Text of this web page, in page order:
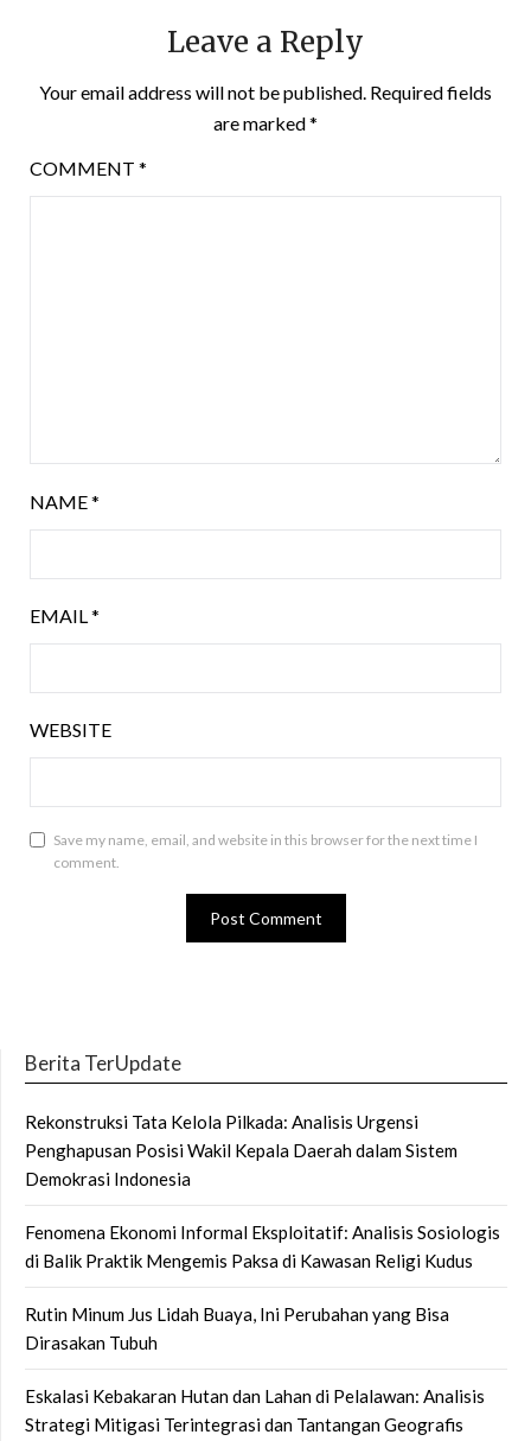
Leave a Reply
Your email address will not be published. Required fields
are marked*
COMMENT *
NAME*
EMAIL*
WEBSITE
Save my name, email, and website in this browser for the next time I
comment.
Berita TerUpdate
Rekonstruksi Tata Kelola Pilkada: Analisis Urgensi
Penghapusan Posisi Wakil Kepala Daerah dalam Sistem
Demokrasi Indonesia
Fenomena Ekonomi Informal Eksploitatif: Analisis Sosiologis
di Balik Praktik Mengemis Paksa di Kawasan Religi Kudus
Rutin Minum Jus Lidah Buaya, Ini Perubahan yang Bisa
Dirasakan Tubuh
Eskalasi Kebakaran Hutan dan Lahan di Pelalawan: Analisis
Strategi Mitigasi Terintegrasi dan Tantangan Geografis